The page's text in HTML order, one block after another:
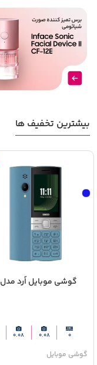
بیشترین تخفیف ها
گوشی موبایل اُرد مدل 150
0
0.08
0.08
گوشی موبایل